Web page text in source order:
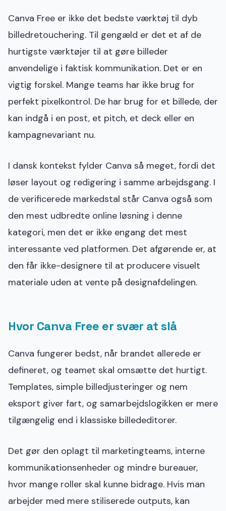
Canva Free er ikke det bedste værktøj til dyb
billedretouchering. Til gengæld er det et af de
hurtigste værktøjer til at gøre billeder
anvendelige i faktisk kommunikation. Det er en
vigtig forskel. Mange teams har ikke brug for
perfekt pixelkontrol. De har brug for et billede, der
kan indgå i en post, et pitch, et deck eller en
kampagnevariant nu.
I dansk kontekst fylder Canva så meget, fordi det
løser layout og redigering i samme arbejdsgang. I
de verificerede markedstal står Canva også som
den mest udbredte online løsning i denne
kategori, men det er ikke engang det mest
interessante ved platformen. Det afgørende er, at
den får ikke-designere til at producere visuelt
materiale uden at vente på designafdelingen.
Hvor Canva Free er svær at slå
Canva fungerer bedst, når brandet allerede er
defineret, og teamet skal omsætte det hurtigt.
Templates, simple billedjusteringer og nem
eksport giver fart, og samarbejdslogikken er mere
tilgængelig end i klassiske billededitorer.
Det gør den oplagt til marketingteams, interne
kommunikationsenheder og mindre bureauer,
hvor mange roller skal kunne bidrage. Hvis man
arbejder med mere stiliserede outputs, kan